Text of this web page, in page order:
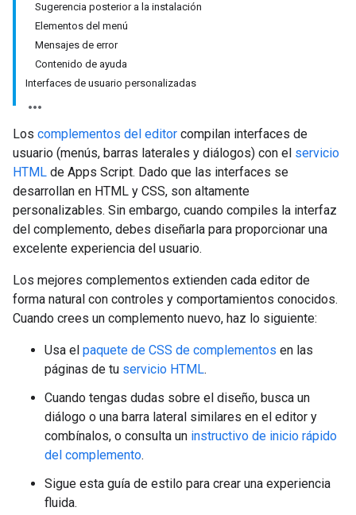
Sugerencia posterior a la instalación
Elementos del menú
Mensajes de error
Contenido de ayuda
Interfaces de usuario personalizadas
Los complementos del editor compilan interfaces de
usuario (menús, barras laterales y diálogos) con el servicio
HTML de Apps Script. Dado que las interfaces se
desarrollan en HTML y CSS, son altamente
personalizables. Sin embargo, cuando compiles la interfaz
del complemento, debes diseñarla para proporcionar una
excelente experiencia del usuario.
Los mejores complementos extienden cada editor de
forma natural con controles y comportamientos conocidos.
Cuando crees un complemento nuevo, haz lo siguiente:
Usa el paquete de CSS de complementos en las
páginas de tu servicio HTML.
Cuando tengas dudas sobre el diseño, busca un
diálogo o una barra lateral similares en el editor y
combínalos, o consulta un instructivo de inicio rápido
del complemento.
Sigue esta guía de estilo para crear una experiencia
fluida.